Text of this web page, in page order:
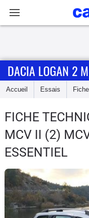
Accueil
Essais
Guide
d'achat
Electriques
Utilitaires
DACIA LOGAN 2
Accueil Essais
FICHE
MCV II (2)
ESSENTIEL